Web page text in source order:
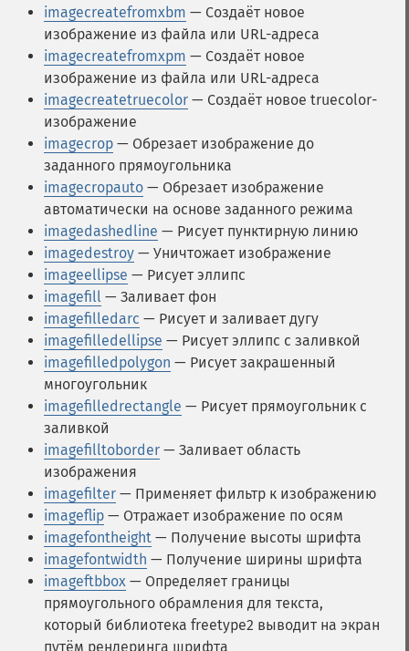
imagecreatefromxbm — Создаёт новое
изображение из файла или URL-адреса
imagecreatefromxpm — Создаёт новое
изображение из файла или URL-адреса
imagecreatetruecolor — Создаёт новое truecolor-
изображение
imagecrop — Обрезает изображение до
заданного прямоугольника
imagecropauto — Обрезает изображение
автоматически на основе заданного режима
imagedashedline — Рисует пунктирную линию
imagedestroy — Уничтожает изображение
imageellipse — Рисует эллипс
imagefill — Заливает фон
imagefilledarc — Рисует и заливает дугу
imagefilledellipse — Рисует эллипс с заливкой
imagefilledpolygon — Рисует закрашенный
многоугольник
imagefilledrectangle — Рисует прямоугольник с
заливкой
imagefilltoborder — Заливает область
изображения
imagefilter — Применяет фильтр к изображению
imageflip — Отражает изображение по осям
imagefontheight — Получение высоты шрифта
imagefontwidth — Получение ширины шрифта
imageftbbox — Определяет границы
прямоугольного обрамления для текста,
который библиотека freetype2 выводит на экран
путём рендеринга шрифта